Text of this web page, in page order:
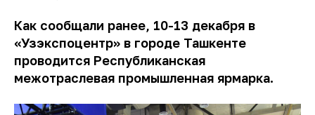
Как сообщали ранее, 10-13 декабря в
«Узэкспоцентр» в городе Ташкенте
проводится Республиканская
межотраслевая промышленная ярмарка.